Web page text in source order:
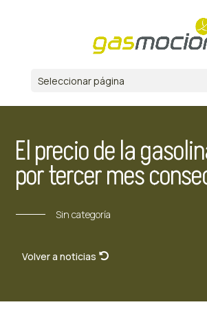
Seleccionar página
El precio de la
por tercer mes
Sin categoría
Volver a noticias